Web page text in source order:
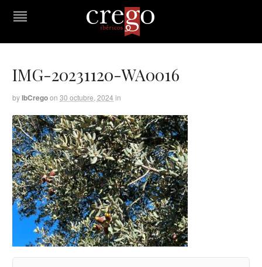
IMG-20231120-WA0016
byIbCregoon 30 octubre, 2024 in